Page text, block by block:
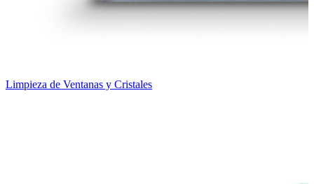
Limpieza de Ventanas y Cristales